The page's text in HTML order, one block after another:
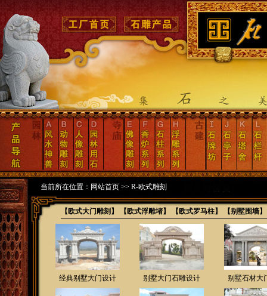
当前所在位置： 网站首页>> R-欧式雕刻
【欧式大门雕刻】 【欧式浮雕堵】 【欧式罗马柱】 【别墅围墙】
经典别墅大门设计 别墅大门石雕设计 别墅石材大